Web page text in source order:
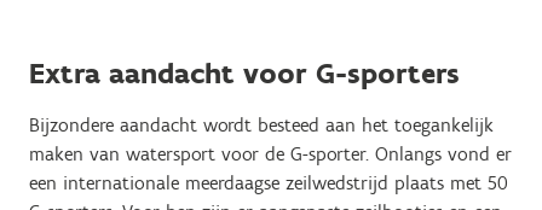
Extra aandacht voor G-sporters
Bijzondere aandacht wordt besteed aan het toegankelijk
maken van watersport voor de G-sporter. Onlangs vond er
een internationale meerdaagse zeilwedstrijd plaats met 50